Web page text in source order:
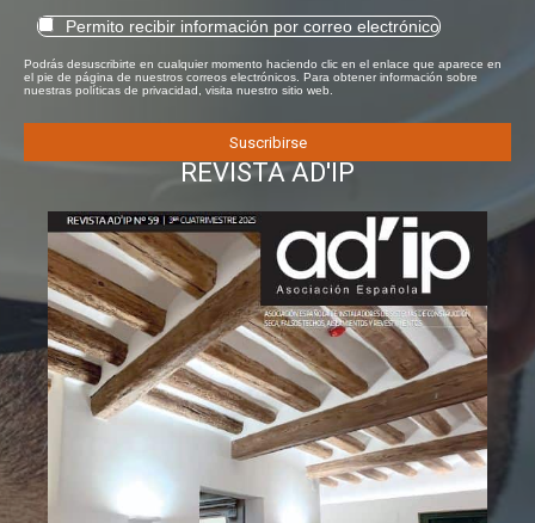
Permito recibir información por correo electrónico
Podrás desuscribirte en cualquier momento haciendo clic en el enlace que aparece en
el pie de página de nuestros correos electrónicos. Para obtener información sobre
nuestras políticas de privacidad, visita nuestro sitio web.
REVISTA AD'IP